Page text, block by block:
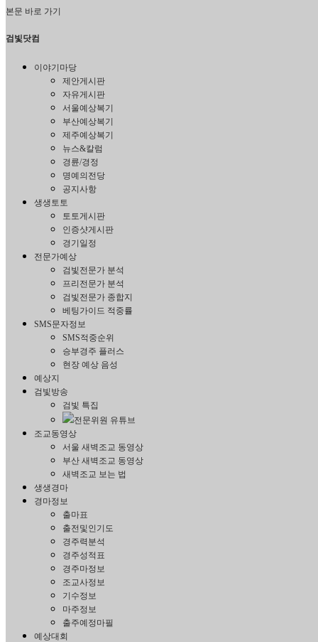
본문 바로 가기
검빛닷컴
이야기마당
제안게시판
자유게시판
서울예상복기
부산예상복기
제주예상복기
뉴스&칼럼
경륜/경정
명예의전당
공지사항
생생토토
토토게시판
인증샷게시판
경기일정
전문가예상
검빛전문가 분석
프리전문가 분석
검빛전문가 종합지
베팅가이드 적중률
SMS문자정보
SMS적중순위
승부경주 플러스
현장 예상 음성
예상지
검빛방송
검빛 특집
전문위원 유튜브
조교동영상
서울 새벽조교 동영상
부산 새벽조교 동영상
새벽조교 보는 법
생생경마
경마정보
출마표
출전및인기도
경주력분석
경주성적표
경주마정보
조교사정보
기수정보
마주정보
출주예정마필
예상대회